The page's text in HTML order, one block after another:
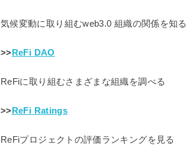
気候変動に取り組むweb3.0 組織の関係を知る
>> ReFi DAO
ReFiに取り組むさまざまな組織を調べる
>> ReFi Ratings
ReFiプロジェクトの評価ランキングを見る